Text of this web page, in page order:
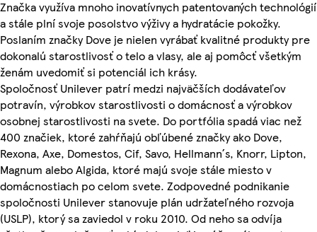
Značka využíva mnoho inovatívnych patentovaných technológií
a stále plní svoje posolstvo výživy a hydratácie pokožky.
Poslaním značky Dove je nielen vyrábať kvalitné produkty pre
dokonalú starostlivosť o telo a vlasy, ale aj pomôcť všetkým
ženám uvedomiť si potenciál ich krásy.
Spoločnosť Unilever patrí medzi najväčších dodávateľov
potravín, výrobkov starostlivosti o domácnosť a výrobkov
osobnej starostlivosti na svete. Do portfólia spadá viac než
400 značiek, ktoré zahŕňajú obľúbené značky ako Dove,
Rexona, Axe, Domestos, Cif, Savo, Hellmann´s, Knorr, Lipton,
Magnum alebo Algida, ktoré majú svoje stále miesto v
domácnostiach po celom svete. Zodpovedné podnikanie
spoločnosti Unilever stanovuje plán udržateľného rozvoja
(USLP), ktorý sa zaviedol v roku 2010. Od neho sa odvíja